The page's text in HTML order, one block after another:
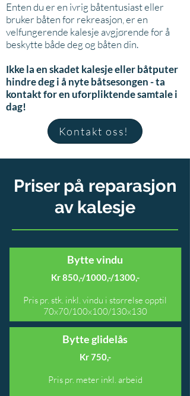
Enten du er en ivrig båtentusiast eller
bruker båten for rekreasjon, er en
velfungerende kalesje avgjørende for å
beskytte både deg og båten din.
Ikke la en skadet kalesje eller båtputer
hindre deg i å nyte båtsesongen - ta
kontakt for en uforpliktende samtale i
dag!
Kontakt oss!
Priser på reparasjon
av kalesje
Bytte vindu
Kr 850,-/1000,-/1300,-
Pris pr. stk. inkl. vindu i størrelse opptil
70x70/100x100/130x130
Bytte glidelås
Kr 750,-
Pris pr. meter inkl. arbeid